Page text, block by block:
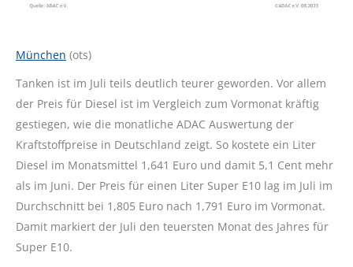
München (ots)
Tanken ist im Juli teils deutlich teurer geworden. Vor allem
der Preis für Diesel ist im Vergleich zum Vormonat kräftig
gestiegen, wie die monatliche ADAC Auswertung der
Kraftstoffpreise in Deutschland zeigt. So kostete ein Liter
Diesel im Monatsmittel 1,641 Euro und damit 5,1 Cent mehr
als im Juni. Der Preis für einen Liter Super E10 lag im Juli im
Durchschnitt bei 1,805 Euro nach 1,791 Euro im Vormonat.
Damit markiert der Juli den teuersten Monat des Jahres für
Super E10.